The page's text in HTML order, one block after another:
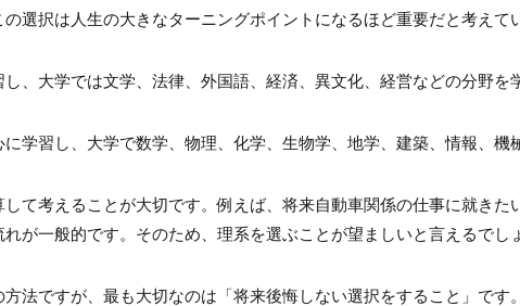
選択は人生の大きなターニングポイントになるほど重要だと考えて
、大学では文学、法律、外国語、経済、異文化、経営などの分野を
学習し、大学で数学、物理、化学、生物学、地学、建築、情報、機
て考えることが大切です。例えば、将来自動車関係の仕事に就き
が一般的です。そのため、理系を選ぶことが望ましいと言えるでし
法ですが、最も大切なのは「将来後悔しない選択をすること」で